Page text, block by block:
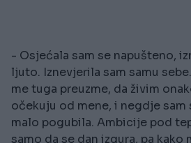
- Osjećala sam se napušteno,
ljuto. Iznevjerila sam samu
me tuga preuzme, da živim
očekuju od mene, i negdje
malo pogubila. Ambicije pod
samo da se dan izgura, pa kako